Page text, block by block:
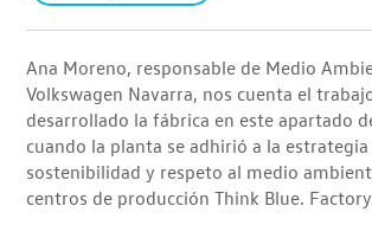
Ana Moreno, responsable de Medio
Volkswagen Navarra, nos cuenta el
desarrollado la fábrica en este apartado
cuando la planta se adhirió a la
sostenibilidad y respeto al medio
centros de producción Think Blue.